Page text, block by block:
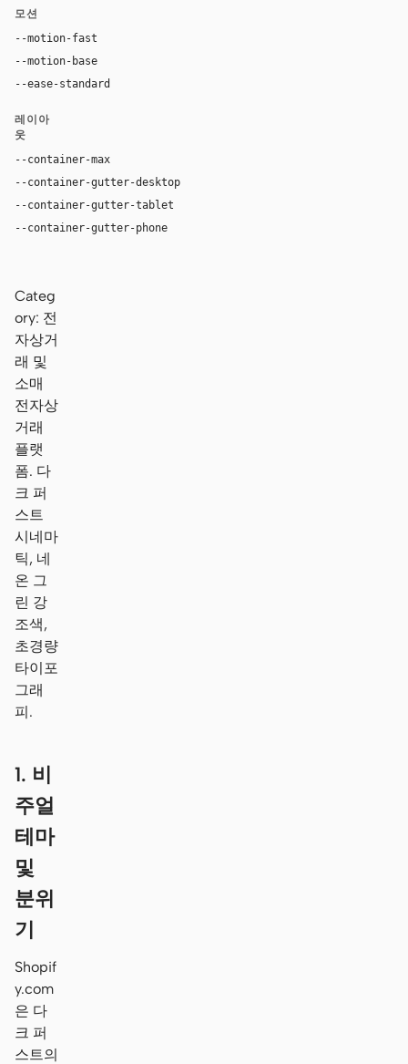
모션
--motion-fast
--motion-base
--ease-standard
레이아
웃
--container-max
--container-gutter-desktop
--container-gutter-tablet
--container-gutter-phone
Categ
ory: 전
자상거
래 및
소매
전자상
거래
플랫
폼. 다
크 퍼
스트
시네마
틱, 네
온 그
린 강
조색,
초경량
타이포
그래
피.
1. 비
주얼
테마
및
분위
기
Shopif
y.com
은 다
크 퍼
스트의